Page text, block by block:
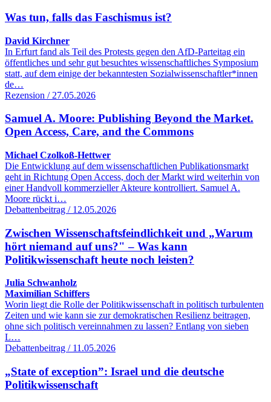
Was tun, falls das Faschismus ist?
David Kirchner
In Erfurt fand als Teil des Protests gegen den AfD-Parteitag ein
öffentliches und sehr gut besuchtes wissenschaftliches Symposium
statt, auf dem einige der bekanntesten Sozialwissenschaftler*innen
de…
Rezension / 27.05.2026
Samuel A. Moore: Publishing Beyond the Market.
Open Access, Care, and the Commons
Michael Czolkoß-Hettwer
Die Entwicklung auf dem wissenschaftlichen Publikationsmarkt
geht in Richtung Open Access, doch der Markt wird weiterhin von
einer Handvoll kommerzieller Akteure kontrolliert. Samuel A.
Moore rückt i…
Debattenbeitrag / 12.05.2026
Zwischen Wissenschaftsfeindlichkeit und „Warum
hört niemand auf uns?" – Was kann
Politikwissenschaft heute noch leisten?
Julia Schwanholz
Maximilian Schiffers
Worin liegt die Rolle der Politikwissenschaft in politisch turbulenten
Zeiten und wie kann sie zur demokratischen Resilienz beitragen,
ohne sich politisch vereinnahmen zu lassen? Entlang von sieben
L…
Debattenbeitrag / 11.05.2026
„State of exception”: Israel und die deutsche
Politikwissenschaft